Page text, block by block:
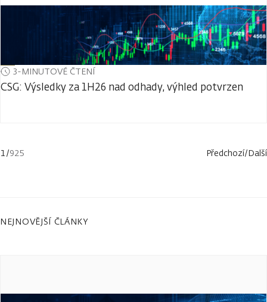
3-MINUTOVÉ ČTENÍ
CSG: Výsledky za 1H26 nad odhady, výhled potvrzen
1/925 Předchozí/Další
NEJNOVĚJŠÍ ČLÁNKY